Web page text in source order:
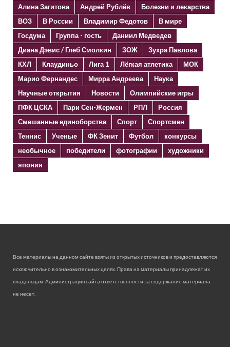
Алина Загитова
Андрей Рублёв
Болезни и лекарства
ВОЗ
В России Владимир Федотов
В мире
Госдума
Группа - гость
Даниил Медведев
Диана Дэвис / Глеб Смолкин
ЗОЖ
Зухра Павлова
КХЛ
Клаудиньо Лига 1 Лёгкая атлетика
МОК
Марио Фернандес
Мирра Андреева
Наука
Научные открытия
Новости
Олимпийские игры
ПФК ЦСКА
Пари Сен-Жермен РПЛ
Россия
Смешанные единоборства
Спорт
Спортсмен
Теннис
Ученые ФК Зенит Футбол
конкурсы
необычное
победители фотографии
художники
япония
Все материалы на данном сайте взяты из открытых источников и предоставляются
исключительно в ознакомительных целях. Права на материалы принадлежат их
владельцам. Администрация сайта ответственности за содержание материала
не несет.